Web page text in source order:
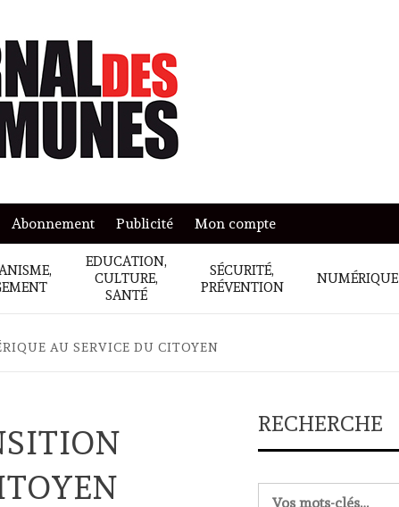
Abonnement Publicité Mon compte
EDUCATION,
CULTURE,
SANTÉ
SÉCURITÉ,
PRÉVENTION
NUMÉRIQUE
AU SERVICE DU CITOYEN
RECHERCHE